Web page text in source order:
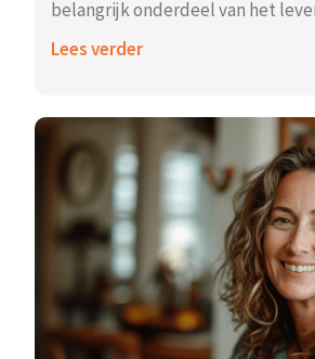
belangrijk onderdeel van het
Lees verder